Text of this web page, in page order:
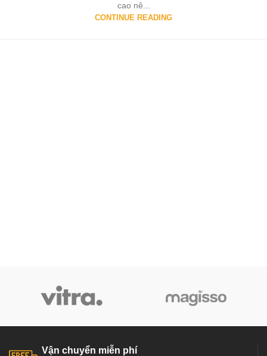
cao nê...
CONTINUE READING
Vận chuyển miễn phí